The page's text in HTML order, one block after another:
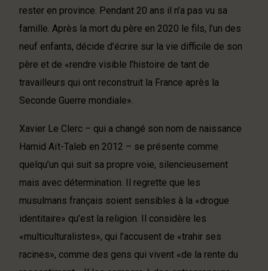
rester en province. Pendant 20 ans il n’a pas vu sa
famille. Après la mort du père en 2020 le fils, l’un des
neuf enfants, décide d’écrire sur la vie difficile de son
père et de «rendre visible l’histoire de tant de
travailleurs qui ont reconstruit la France après la
Seconde Guerre mondiale».
Xavier Le Clerc – qui a changé son nom de naissance
Hamid Aït-Taleb en 2012 – se présente comme
quelqu’un qui suit sa propre voie, silencieusement
mais avec détermination. Il regrette que les
musulmans français soient sensibles à la «drogue
identitaire» qu’est la religion. Il considère les
«multiculturalistes», qui l’accusent de «trahir ses
racines», comme des gens qui vivent «de la rente du